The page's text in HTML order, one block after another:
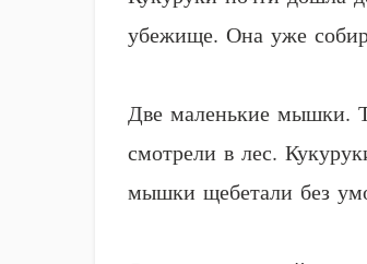
убежище. Она уже
Две маленькие мышки.
смотрели в лес.
мышки щебетали без